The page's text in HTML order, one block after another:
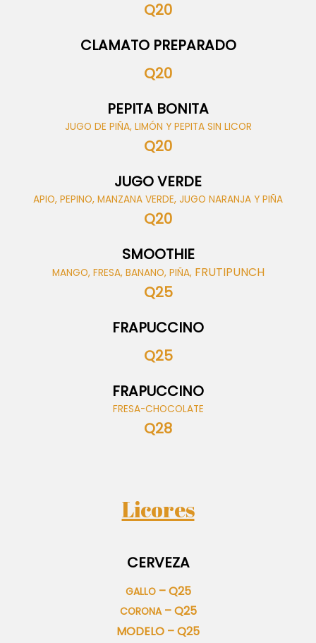
Q20
CLAMATO PREPARADO
Q20
PEPITA BONITA
JUGO DE PIÑA, LIMÓN Y PEPITA SIN LICOR
Q20
JUGO VERDE
APIO, PEPINO, MANZANA VERDE, JUGO NARANJA Y PIÑA
Q20
SMOOTHIE
MANGO, FRESA, BANANO, PIÑA, FRUTIPUNCH
Q25
FRAPUCCINO
Q25
FRAPUCCINO
FRESA-CHOCOLATE
Q28
Licores
CERVEZA
GALLO – Q25
CORONA – Q25
MODELO – Q25